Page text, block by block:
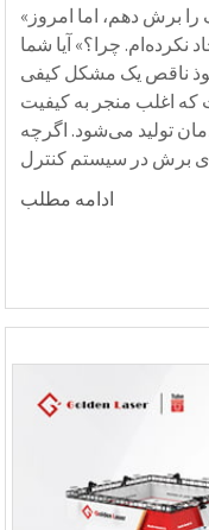
«چرا دیروز می‌توانستم فولاد ضد زنگ را برش دهم، اما امروز
نکرده‌ام. چرا؟» آیا شما
ناقص یک مشکل کیفی
اغلب منجر به کیفیت
تولید می‌شود. اگرچه
ادامه مطلب